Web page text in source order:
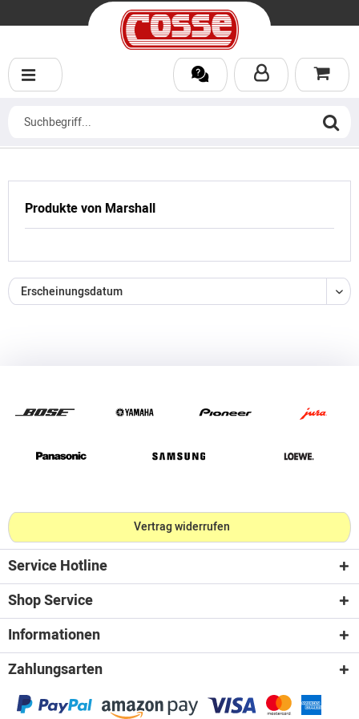
Produkte von Marshall
Vertrag widerrufen
Service Hotline
Shop Service
Informationen
Zahlungsarten